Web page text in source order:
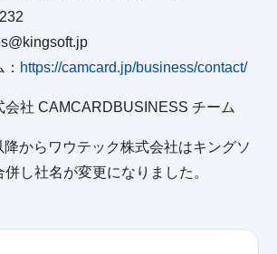
https://camcard.jp/business/contact/
会社 CAMCARDBUSINESS チーム
からワウテック株式会社はキングソ
し社名が変更になりました。